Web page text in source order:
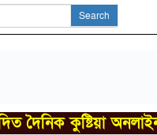
Search
দৈনিক কুষ্টিয়া